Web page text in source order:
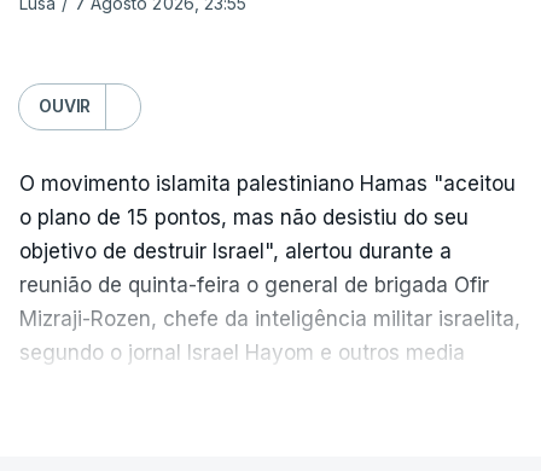
Desde então, ataques de drones ucranianos
visaram locais próximos a São Petersburgo
Volgogrado (sul) e também Samara (na margem
leste do rio Volga).
Mais de quatro anos após o início da ofensiva
russa em larga escala contra a Ucrânia, a
diplomacia está estagnada e ambos os países
OUVIR
O movimento islamita palestiniano Hamas "aceitou
o plano de 15 pontos, mas não desistiu do seu
objetivo de destruir Israel", alertou durante a
reunião de quinta-feira o general de brigada Ofir
Mizraji-Rozen, chefe da inteligência militar israelita,
segundo o jornal Israel Hayom e outros media